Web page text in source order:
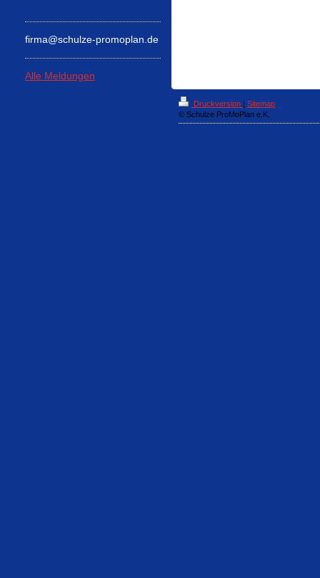
firma@schulze-promoplan.de
Alle Meldungen
Druckversion | Sitemap
© Schulze ProMoPlan e.K.